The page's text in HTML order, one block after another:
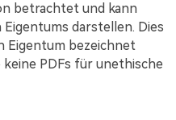
betrachtet und kann
darstellen. Dies
Eigentum bezeichnet
keine PDFs für unethische